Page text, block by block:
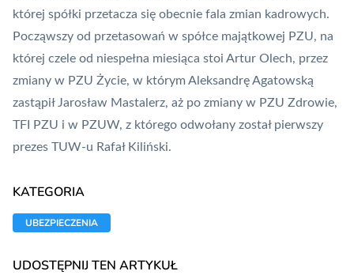
której spółki przetacza się obecnie fala zmian kadrowych.
Począwszy od przetasowań w spółce majątkowej PZU, na
której czele od niespełna miesiąca stoi Artur Olech, przez
zmiany w PZU Życie, w którym Aleksandrę Agatowską
zastąpił Jarosław Mastalerz, aż po zmiany w PZU Zdrowie,
TFI PZU i w PZUW, z którego odwołany został pierwszy
prezes TUW-u Rafał Kiliński.
KATEGORIA
UBEZPIECZENIA
UDOSTĘPNIJ TEN ARTYKUŁ